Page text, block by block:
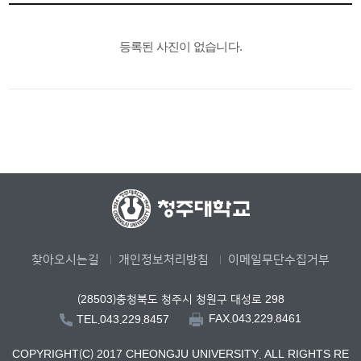
등록된 사진이 없습니다.
찾아오시는길 개인정보처리방침 이메일무단수집거부
(28503)충청북도 청주시 청원구 대성로 298
TEL.043.229.8457
FAX.043.229.8461
COPYRIGHT(C) 2017 CHEONGJU UNIVERSITY. ALL RIGHTS RE